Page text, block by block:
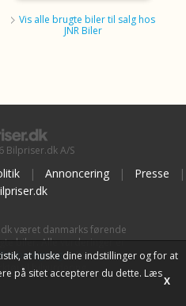
Vis alle brugte biler til salg hos
JNR Biler
Bilpriser.dk A/S
| Annoncering | Presse
|
været danmarks førende
biler. Alle vurderinger er
, bilbranchens
til bilvurdering.
at huske dine indstillinger og for at
på sitet accepterer du dette. Læs
X